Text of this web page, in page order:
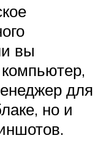
вы
для
но и